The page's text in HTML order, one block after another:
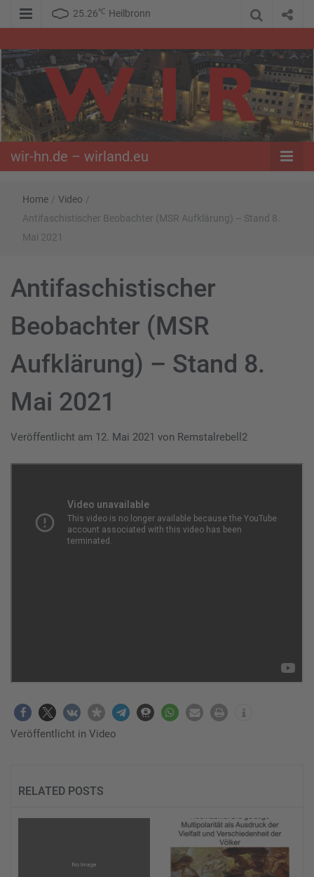
25.26℃ Heilbronn
wir-hn.de –
wirland.eu
wir-hn.de – wirland.eu
Home / Video /
Antifaschistischer Beobachter (MSR Aufklärung) – Stand 8.
Mai 2021
Antifaschistischer
Beobachter (MSR
Aufklärung) – Stand 8.
Mai 2021
Veröffentlicht am 12. Mai 2021 von Remstalrebell2
Veröffentlicht in Video
RELATED POSTS